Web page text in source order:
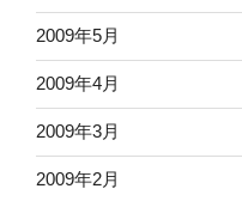
2009年5月
2009年4月
2009年3月
2009年2月